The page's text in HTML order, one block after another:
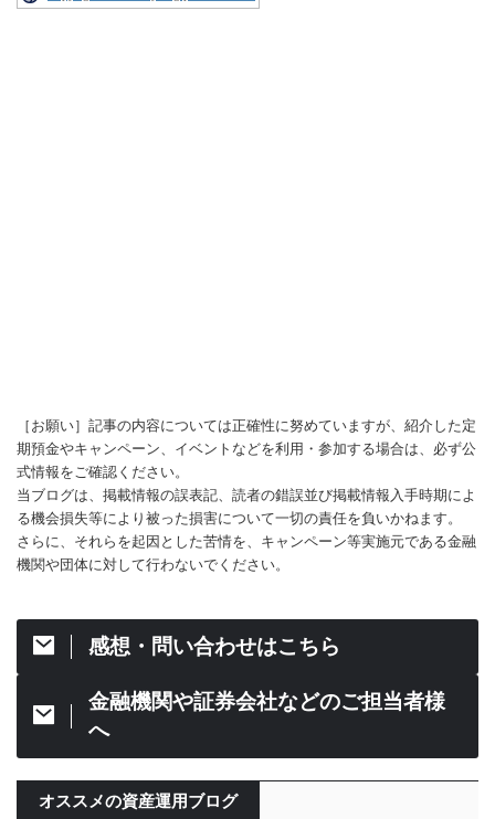
［お願い］記事の内容については正確性に努めていますが、紹介した定
期預金やキャンペーン、イベントなどを利用・参加する場合は、必ず公
式情報をご確認ください。
当ブログは、掲載情報の誤表記、読者の錯誤並び掲載情報入手時期によ
る機会損失等により被った損害について一切の責任を負いかねます。
さらに、それらを起因とした苦情を、キャンペーン等実施元である金融
機関や団体に対して行わないでください。
感想・問い合わせはこちら
金融機関や証券会社などのご担当者様
へ
オススメの資産運用ブログ